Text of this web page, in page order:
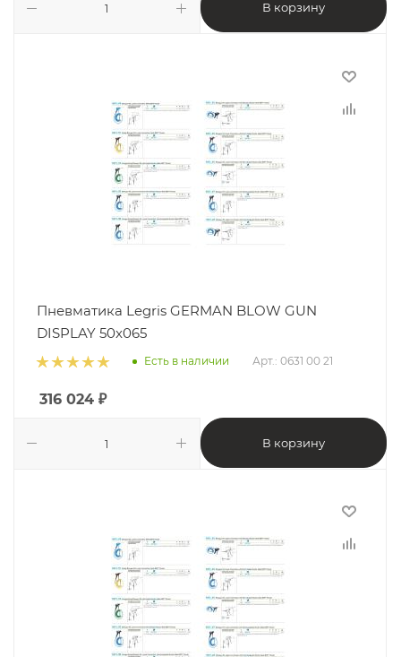
В корзину
Пневматика Legris GERMAN BLOW GUN
DISPLAY 50x065
Есть в наличии Арт.: 0631 00 21
316 024 ₽
В корзину